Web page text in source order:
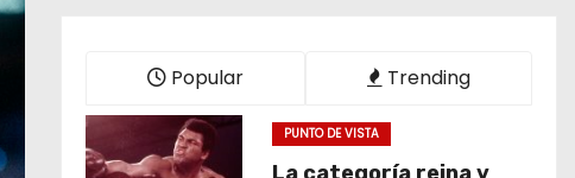
Popular Trending
PUNTO DE VISTA